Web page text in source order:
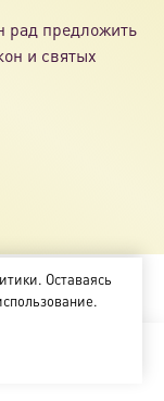
рад предложить
и святых
Оставаясь